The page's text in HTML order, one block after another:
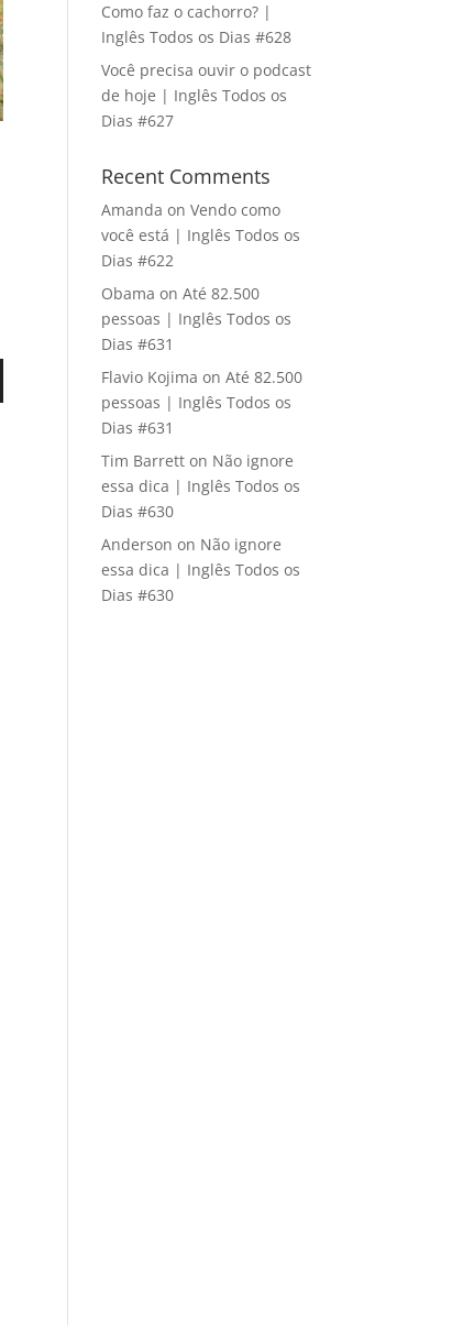
Como faz o cachorro? |
Inglês Todos os Dias #628
Você precisa ouvir o podcast
de hoje | Inglês Todos os
Dias #627
Recent Comments
Amanda onVendo como
você está | Inglês Todos os
Dias #622
Obama onAté 82.500
pessoas | Inglês Todos os
Dias #631
Flavio Kojima onAté 82.500
pessoas | Inglês Todos os
Dias #631
Tim Barrett on Não ignore
essa dica | Inglês Todos os
Dias #630
Anderson on Não ignore
essa dica | Inglês Todos os
Dias #630